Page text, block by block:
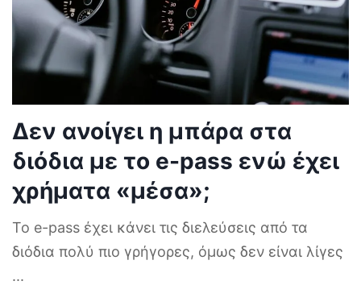
Δεν ανοίγει η μπάρα στα
διόδια με το e-pass ενώ έχει
χρήματα «μέσα»;
Το e-pass έχει κάνει τις διελεύσεις από τα
διόδια πολύ πιο γρήγορες, όμως δεν είναι λίγες
...